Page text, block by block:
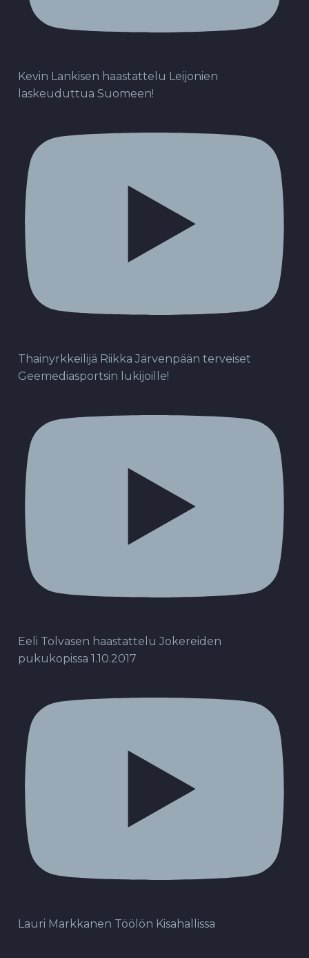
Kevin Lankisen haastattelu Leijonien
laskeuduttua Suomeen!
Thainyrkkeilijä Riikka Järvenpään terveiset
Geemediasportsin lukijoille!
Eeli Tolvasen haastattelu Jokereiden
pukukopissa 1.10.2017
Lauri Markkanen Töölön Kisahallissa